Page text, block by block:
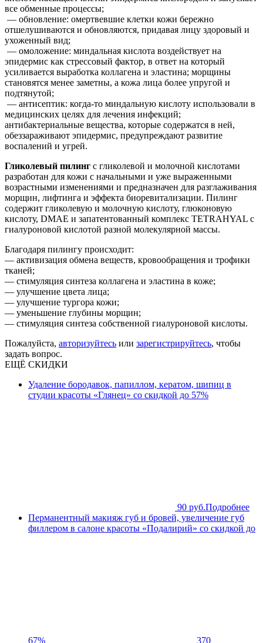
все обменные процессы;
— обновление: омертвевшие клетки кожи бережно
отшелушиваются и обновляются, придавая лицу здоровый и
ухоженный вид;
— омоложение: миндальная кислота воздействует на
эпидермис как стрессовый фактор, в ответ на который
усиливается выработка коллагена и эластина; морщины
становятся менее заметны, а кожа лица более упругой и
подтянутой;
— антисептик: когда-то миндальную кислоту использовали в
медицинских целях для лечения инфекций;
антибактериальные вещества, которые содержатся в ней,
обеззараживают эпидермис, предупреждают развитие
воспалений и угрей.
Гликолевый пилинг с гликолевой и молочной кислотами
разработан для кожи с начальными и уже выраженными
возрастными изменениями и предназначен для разглаживания
морщин, лифтинга и эффекта биоревитализации. Пилинг
содержит гликолевую и молочную кислоту, глюконовую
кислоту, DMAE и запатентованный комплекс TETRAHYAL с
гиалуроновой кислотой разной молекулярной массы.
Благодаря пилингу происходит:
— активизация обмена веществ, кровообращения и трофики
тканей;
— стимуляция синтеза коллагена и эластина в коже;
— улучшение цвета лица;
— улучшение тургора кожи;
— уменьшение глубины морщин;
— стимуляция синтеза собственной гиалуроновой кислоты.
Пожалуйста, авторизуйтесь или зарегистрируйтесь, чтобы
задать вопрос.
ЕЩЁ СКИДКИ
Удаление бородавок, папиллом, кератом, шипиц в
студии красоты «Глянец» со скидкой до 57%
90 руб.Подробнее
Перманентный макияж губ и бровей, увеличение губ
филлером в салоне красоты «Подалирий» со скидкой до
67%
370